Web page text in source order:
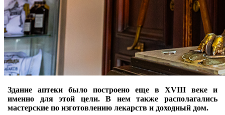
Здание аптеки было построено еще в ХVIII веке и
именно для этой цели. В нем также располагались
мастерские по изготовлению лекарств и доходный дом.